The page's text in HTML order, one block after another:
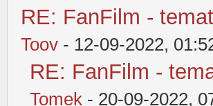
RE: FanFilm -
Toov - 12-09-2022,
RE: FanFilm -
Tomek - 20-09-2022,